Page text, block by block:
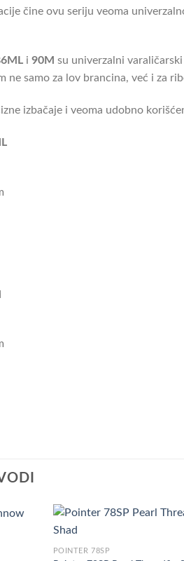
čine ovu seriju veoma
i 90M su univerzalni
ne samo za lov brancina, već i za
izbačaje i veoma udobno
POINTER 78SP